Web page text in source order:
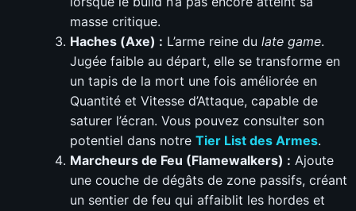
masse critique.
Haches (Axe) : L’arme reine du late game.
Jugée faible au départ, elle se transforme en
un tapis de la mort une fois améliorée en
Quantité et Vitesse d’Attaque, capable de
saturer l’écran. Vous pouvez consulter son
potentiel dans notre Tier List des Armes.
Marcheurs de Feu (Flamewalkers) : Ajoute
une couche de dégâts de zone passifs, créant
un sentier de feu qui affaiblit les hordes et